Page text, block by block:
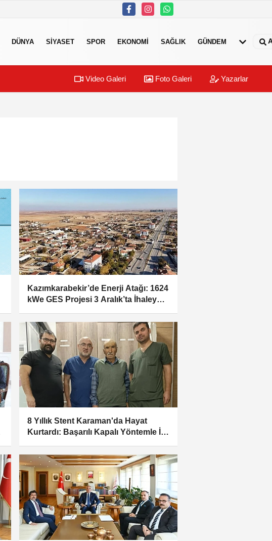
DÜNYA SIYASET SPOR EKONOMI SAĞLIK GÜNDEM
Video Galeri Foto Galeri Yazarlar
Kazımkarabekir’de Enerji Atağı: 1624
kWe GES Projesi 3 Aralık’ta İhaleye
8 Yıllık Stent Karaman'da Hayat
Kurtardı: Başarılı Kapalı Yöntemle İki